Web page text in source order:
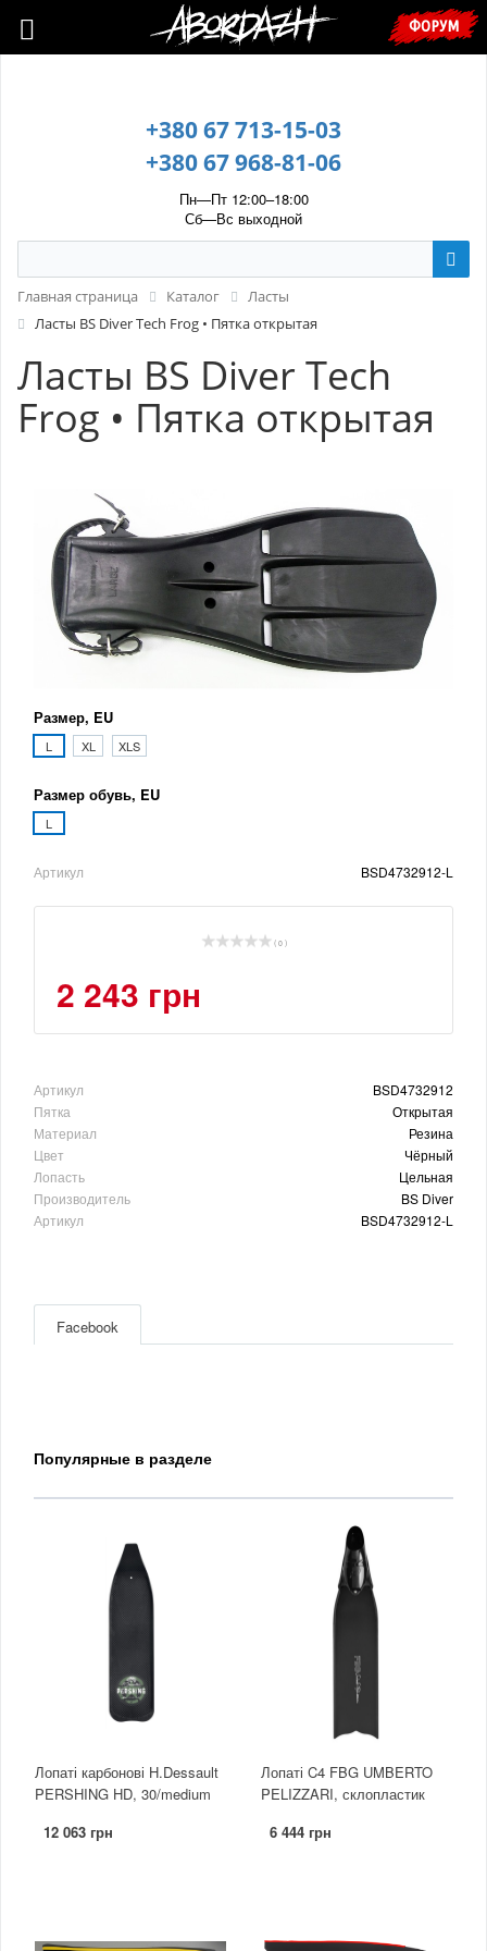
🇺🇦 У зв’язку з воєнним станом, прохання уточнювати ціну та
наявність у менеджера. 🇺🇦
+380 67 713-15-03
+380 67 968-81-06
Пн—Пт 12:00–18:00
Сб—Вс выходной
ФОРУМ
Главная страница Каталог
Ласты
Ласты BS Diver Tech Frog • Пятка открытая
Ласты BS Diver Tech
Frog • Пятка открытая
Размер, EU
L XL XLS
Размер обувь, EU
L
Артикул BSD4732912-L
( 0 )
2 243 грн
Артикул
BSD4732912
Пятка
Открытая
Материал
Резина
Цвет
Чёрный
Лопасть
Цельная
Производитель
BS Diver
Артикул
BSD4732912-L
Facebook
Популярные в разделе
Лопаті карбонові H.Dessault
PERSHING HD, 30/medium
12 063 грн
Лопаті C4 FBG UMBERTO
PELIZZARI, склопластик
6 444 грн